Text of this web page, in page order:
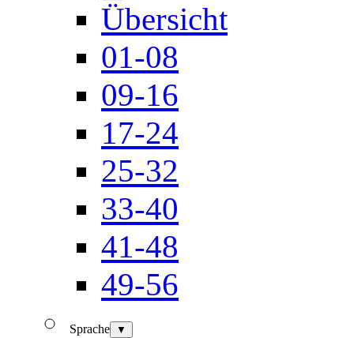
Übersicht
01-08
09-16
17-24
25-32
33-40
41-48
49-56
Sprache ▼